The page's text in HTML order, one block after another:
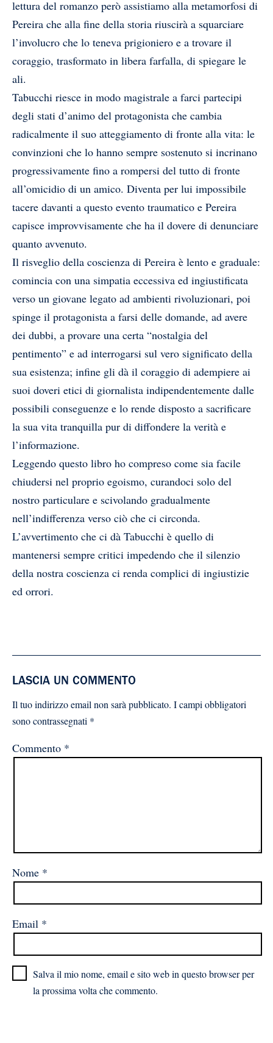
lettura del romanzo però assistiamo alla metamorfosi di
Pereira che alla fine della storia riuscirà a squarciare
l’involucro che lo teneva prigioniero e a trovare il
coraggio, trasformato in libera farfalla, di spiegare le
ali.
Tabucchi riesce in modo magistrale a farci partecipi
degli stati d’animo del protagonista che cambia
radicalmente il suo atteggiamento di fronte alla vita: le
convinzioni che lo hanno sempre sostenuto si incrinano
progressivamente fino a rompersi del tutto di fronte
all’omicidio di un amico. Diventa per lui impossibile
tacere davanti a questo evento traumatico e Pereira
capisce improvvisamente che ha il dovere di denunciare
quanto avvenuto.
Il risveglio della coscienza di Pereira è lento e graduale:
comincia con una simpatia eccessiva ed ingiustificata
verso un giovane legato ad ambienti rivoluzionari, poi
spinge il protagonista a farsi delle domande, ad avere
dei dubbi, a provare una certa “nostalgia del
pentimento” e ad interrogarsi sul vero significato della
sua esistenza; infine gli dà il coraggio di adempiere ai
suoi doveri etici di giornalista indipendentemente dalle
possibili conseguenze e lo rende disposto a sacrificare
la sua vita tranquilla pur di diffondere la verità e
l’informazione.
Leggendo questo libro ho compreso come sia facile
chiudersi nel proprio egoismo, curandoci solo del
nostro particulare e scivolando gradualmente
nell’indifferenza verso ciò che ci circonda.
L’avvertimento che ci dà Tabucchi è quello di
mantenersi sempre critici impedendo che il silenzio
della nostra coscienza ci renda complici di ingiustizie
ed orrori.
LASCIA UN COMMENTO
Il tuo indirizzo email non sarà pubblicato. I campi obbligatori
sono contrassegnati *
Commento *
Nome *
Email *
Salva il mio nome, email e sito web in questo browser per
la prossima volta che commento.